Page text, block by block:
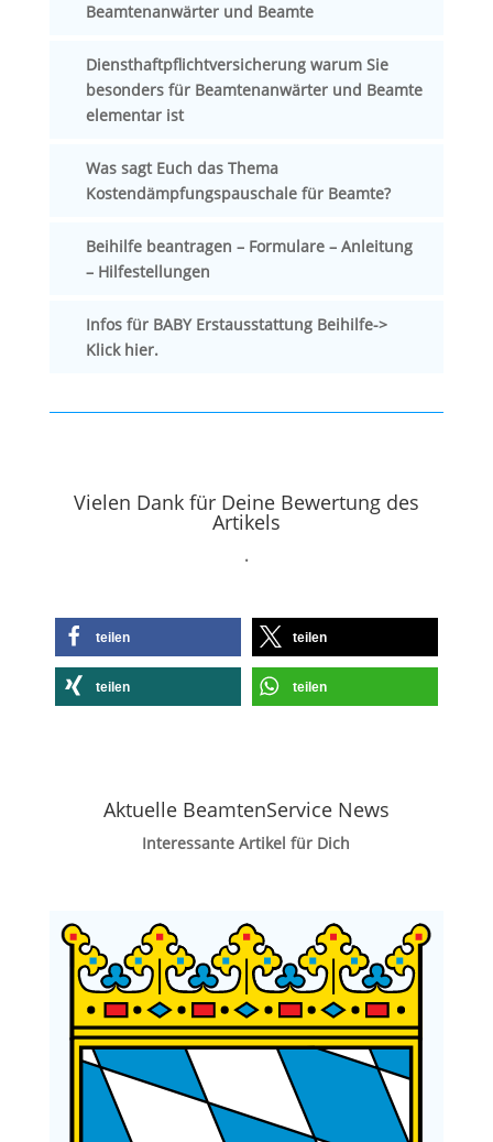
Beamtenanwärter und Beamte
Diensthaftpflichtversicherung warum Sie
besonders für Beamtenanwärter und Beamte
elementar ist
Was sagt Euch das Thema
Kostendämpfungspauschale für Beamte?
Beihilfe beantragen – Formulare – Anleitung
– Hilfestellungen
Infos für BABY Erstausstattung Beihilfe->
Klick hier.
Vielen Dank für Deine Bewertung des
Artikels
.
teilen teilen
teilen teilen
Aktuelle BeamtenService News
Interessante Artikel für Dich